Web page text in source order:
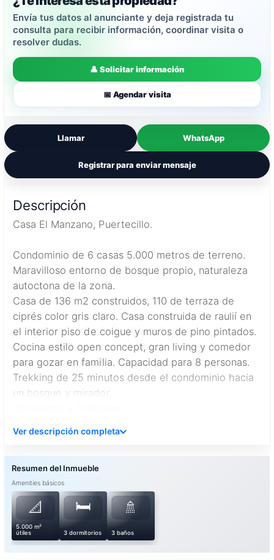
Envía tus datos al anunciante y deja registrada tu
consulta para recibir información, coordinar visita o
resolver dudas.
👤 Solicitar información
📅 Agendar visita
Llamar WhatsApp
Registrar para enviar mensaje
Descripción
Casa El Manzano, Puertecillo.
Condominio de 6 casas 5.000 metros de terreno.
Maravilloso entorno de bosque propio, naturaleza
autoctona de la zona.
Casa de 136 m2 construidos, 110 de terraza de
ciprés color gris claro. Casa construida de raulií en
el interior piso de coigue y muros de pino pintados.
Cocina estilo open concept, gran living y comedor
para gozar en familia. Capacidad para 8 personas.
Trekking de 25 minutos desde el condominio hacia
un bosque y mirador.
3 Dorm. y 3 Baños
Estacionamiento 6 autos.
Ver descripción completa
Amenities básicos
📐
5.000 m²
útiles
🛏️
3 dormitorios
🚿
3 baños